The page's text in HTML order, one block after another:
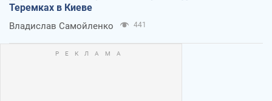
Теремках в Киеве
Владислав Самойленко 441